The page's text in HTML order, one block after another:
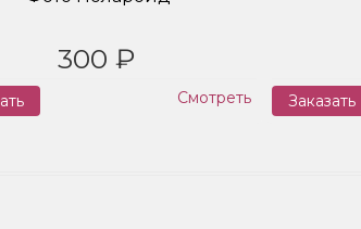
300 ₽
Смотреть Заказать